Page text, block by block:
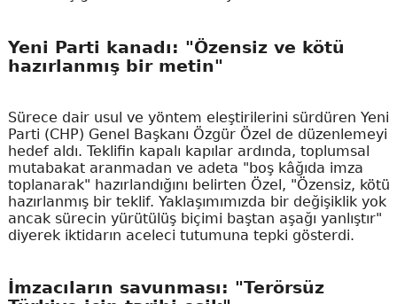
Yeni Parti kanadı: "Özensiz ve kötü
hazırlanmış bir metin"
Sürece dair usul ve yöntem eleştirilerini sürdüren Yeni
Parti (CHP) Genel Başkanı Özgür Özel de düzenlemeyi
hedef aldı. Teklifin kapalı kapılar ardında, toplumsal
mutabakat aranmadan ve adeta "boş kâğıda imza
toplanarak" hazırlandığını belirten Özel, "Özensiz, kötü
hazırlanmış bir teklif. Yaklaşımımızda bir değişiklik yok
ancak sürecin yürütülüş biçimi baştan aşağı yanlıştır"
diyerek iktidarın aceleci tutumuna tepki gösterdi.
İmzacıların savunması: "Terörsüz